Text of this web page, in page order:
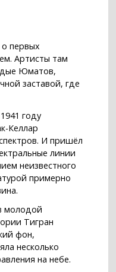
первых
Артисты там
Юматов,
заставой, где
году
Келлар
И пришёл
линии
неизвестного
примерно
молодой
Тигран
фон,
несколько
на небе.